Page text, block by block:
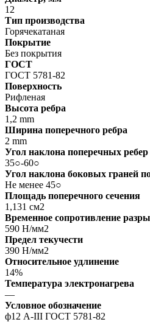
12
Тип производства
Горячекатаная
Покрытие
Без покрытия
ГОСТ
ГОСТ 5781-82
Поверхность
Рифленая
Высота ребра
1,2 mm
Ширина поперечного ребра
2 mm
Угол наклона поперечных ребер
35○-60○
Угол наклона боковых граней
Не менее 45○
Площадь поперечного сечения
1,131 см2
Временное сопротивление
590 Н/мм2
Предел текучести
390 Н/мм2
Относительное удлинение
14%
Температура электронагрева
—
Условное обозначение
ф12 A-III ГОСТ 5781-82